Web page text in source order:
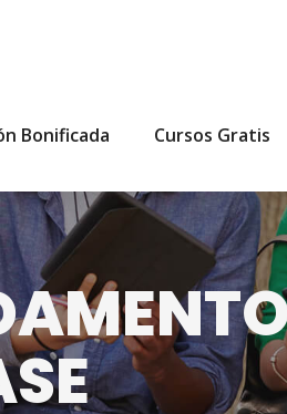
Bonificada Cursos Gratis